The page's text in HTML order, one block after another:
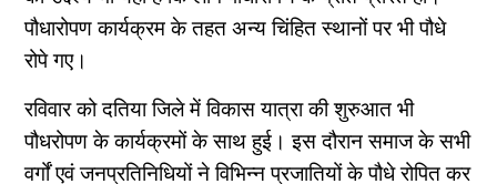
पौधारोपण कार्यक्रम के तहत अन्य चिंहित स्थानों पर भी पौधे
रोपे गए।
रविवार को दतिया जिले में विकास यात्रा की शुरुआत भी
पौधरोपण के कार्यक्रमों के साथ हुई। इस दौरान समाज के सभी
वर्गों एवं जनप्रतिनिधियों ने विभिन्न प्रजातियों के पौधे रोपित कर